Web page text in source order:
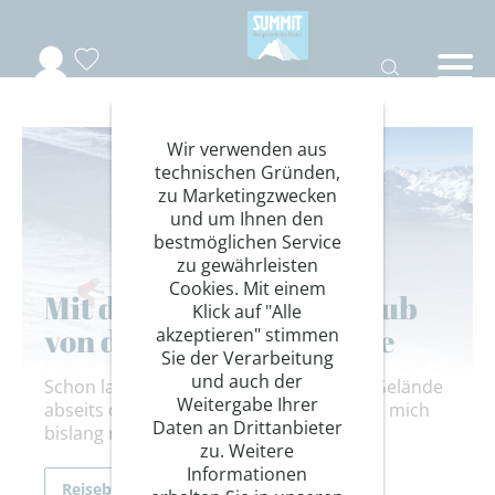
Mit dem DAV Summit Club
von der Piste ins Gelände
Schon lange reizt mich das unberührte Gelände
abseits der Piste, hinein getraut habe ich mich
bislang nicht
Reiseberichte
Wir verwenden aus
technischen Gründen,
zu Marketingzwecken
und um Ihnen den
bestmöglichen Service
zu gewährleisten
Cookies. Mit einem
Klick auf "Alle
akzeptieren" stimmen
Sie der Verarbeitung
und auch der
Weitergabe Ihrer
Daten an Drittanbieter
zu. Weitere
Informationen